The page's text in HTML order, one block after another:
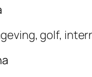
golf,